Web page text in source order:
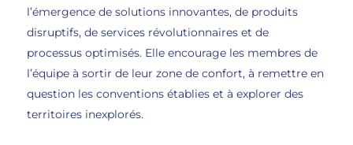
l’émergence de solutions innovantes, de produits
disruptifs, de services révolutionnaires et de
processus optimisés. Elle encourage les membres de
l’équipe à sortir de leur zone de confort, à remettre en
question les conventions établies et à explorer des
territoires inexplorés.